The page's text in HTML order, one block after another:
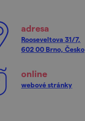
adresa
Rooseveltova 31/7,
602 00 Brno, Česko
online
webové stránky